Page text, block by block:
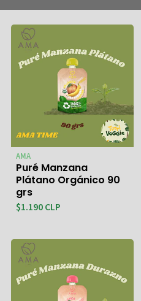
AMA
Puré Manzana
Plátano Orgánico 90
grs
$1.190 CLP